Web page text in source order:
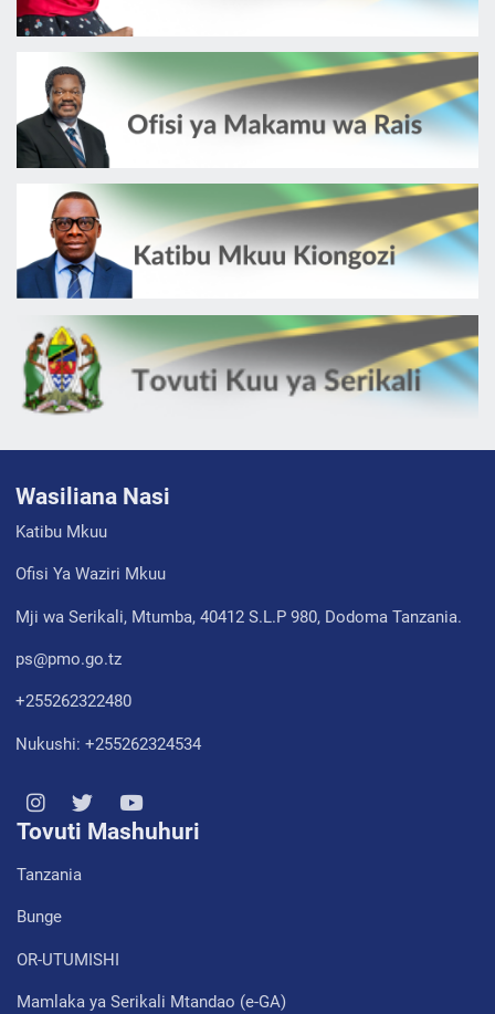
Wasiliana Nasi
Katibu Mkuu
Ofisi Ya Waziri Mkuu
Mji wa Serikali, Mtumba, 40412 S.L.P 980, Dodoma Tanzania.
ps@pmo.go.tz
+255262322480
Nukushi: +255262324534
Tovuti Mashuhuri
Tanzania
Bunge
OR-UTUMISHI
Mamlaka ya Serikali Mtandao (e-GA)